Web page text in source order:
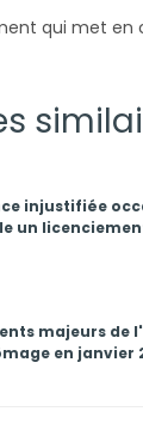
qui met en
injustifiée
un
majeurs de
en janvier